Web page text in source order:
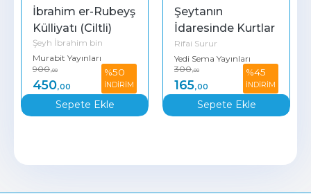
Sepete Ekle
İbrahim er-Rubeyş
Külliyatı (Ciltli)
Şeyh İbrahim bin
Süleyman er-Rubeyş
Murabit Yayınları
%50
İNDİRİM
900,00
450,00
Sepete Ekle
Şeytanın
İdaresinde Kurtlar
Çoban Olursa
Rifai Surur
Yedi Sema Yayınları
%45
İNDİRİM
300,00
165,00